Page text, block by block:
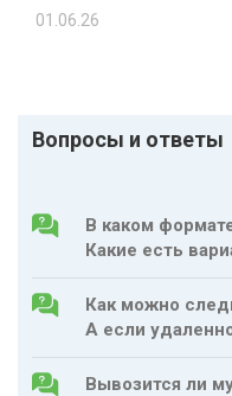
РАБОТЫ
01.06.26
Вопросы и ответы
В каком
Какие есть
Как можно
А если
Вывозится ли